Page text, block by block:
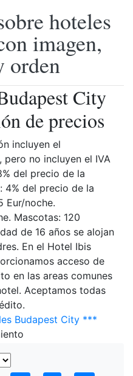
hoteles
imagen,
orden
City
de precios
incluyen el
no incluyen el IVA
del precio de la
4% del precio de la
Eur/noche.
Mascotas: 120
de 16 años se alojan
En el Hotel Ibis
acceso de
en las areas comunes
Aceptamos todas
Budapest City ***